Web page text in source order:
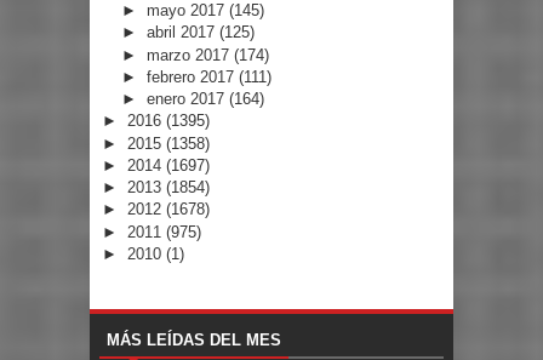
► mayo 2017 (145)
► abril 2017 (125)
► marzo 2017 (174)
► febrero 2017 (111)
► enero 2017 (164)
► 2016 (1395)
► 2015 (1358)
► 2014 (1697)
► 2013 (1854)
► 2012 (1678)
► 2011 (975)
► 2010 (1)
MÁS LEÍDAS DEL MES